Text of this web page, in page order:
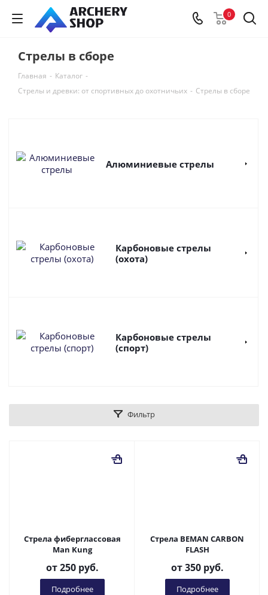
0
Стрелы в сборе
Главная - Каталог -
Стрелы и древки: от спортивных до охотничьих - Стрелы в сборе
Алюминиевые стрелы
Карбоновые стрелы
(охота)
Карбоновые стрелы
(спорт)
Фильтр
Стрела фиберглассовая
Man Kung
от250 руб.
Подробнее
Стрела BEMAN CARBON
FLASH
от350 руб.
Подробнее